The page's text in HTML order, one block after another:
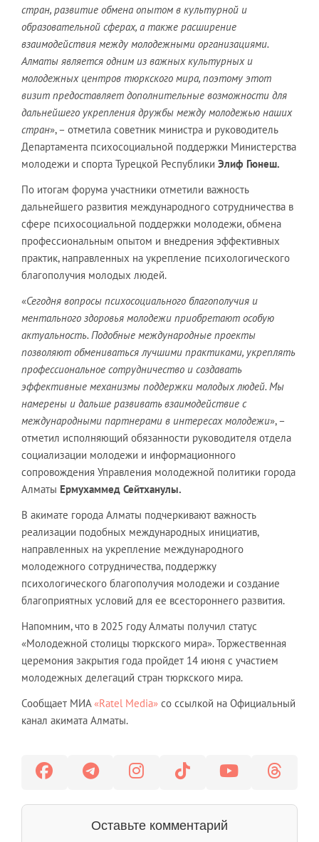
стран, развитие обмена опытом в культурной и
образовательной сферах, а также расширение
взаимодействия между молодежными организациями.
Алматы является одним из важных культурных и
молодежных центров тюркского мира, поэтому этот
визит предоставляет дополнительные возможности для
дальнейшего укрепления дружбы между молодежью наших
стран», – отметила советник министра и руководитель
Департамента психосоциальной поддержки Министерства
молодежи и спорта Турецкой Республики Элиф Гюнеш.
По итогам форума участники отметили важность
дальнейшего развития международного сотрудничества в
сфере психосоциальной поддержки молодежи, обмена
профессиональным опытом и внедрения эффективных
практик, направленных на укрепление психологического
благополучия молодых людей.
«Сегодня вопросы психосоциального благополучия и
ментального здоровья молодежи приобретают особую
актуальность. Подобные международные проекты
позволяют обмениваться лучшими практиками, укреплять
профессиональное сотрудничество и создавать
эффективные механизмы поддержки молодых людей. Мы
намерены и дальше развивать взаимодействие с
международными партнерами в интересах молодежи», –
отметил исполняющий обязанности руководителя отдела
социализации молодежи и информационного
сопровождения Управления молодежной политики города
Алматы Ермухаммед Сейтханулы.
В акимате города Алматы подчеркивают важность
реализации подобных международных инициатив,
направленных на укрепление международного
молодежного сотрудничества, поддержку
психологического благополучия молодежи и создание
благоприятных условий для ее всестороннего развития.
Напомним, что в 2025 году Алматы получил статус
«Молодежной столицы тюркского мира». Торжественная
церемония закрытия года пройдет 14 июня с участием
молодежных делегаций стран тюркского мира.
Сообщает МИА «Ratel Media» со ссылкой на Официальный
канал акимата Алматы.
Оставьте комментарий